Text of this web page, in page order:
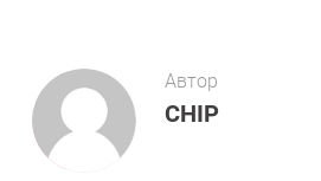
Автор
CHIP